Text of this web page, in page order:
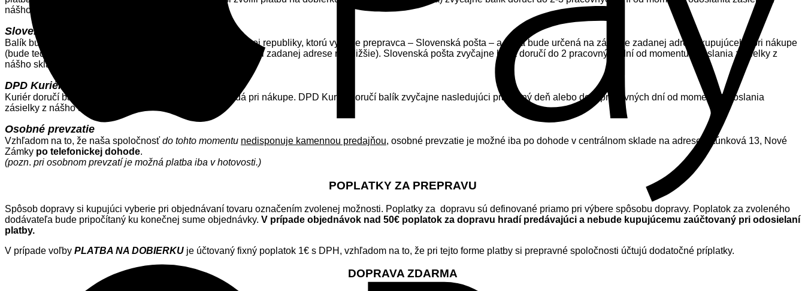
nášho skladu.
Slovenská pošta
Balík bude doručený na príslušnú pobočku pošty Slovenskej republiky, ktorú vyberie prepravca – Slovenská pošta – a ktorá bude určená na základe zadanej adresy kupujúceho pri nákupe
(bude teda pravdepodobne doručený na poštu ktorá je k vami zadanej adrese najbližšie). Slovenská pošta zvyčajne balík doručí do 2 pracovných dní od momentu odoslania zásielky z
nášho skladu.
DPD Kuriér
Kuriér doručí balík priamo na adresu, ktorú kupujúci zadá pri nákupe. DPD Kuriér doručí balík zvyčajne nasledujúci pracovný deň alebo do 2 pracovných dní od momentu odoslania
zásielky z nášho skladu.
Osobné prevzatie
Vzhľadom na to, že naša spoločnosť do tohto momentu nedisponuje kamennou predajňou, osobné prevzatie je možné iba po dohode v centrálnom sklade na adrese Bitúnková 13, Nové
Zámky po telefonickej dohode.
(pozn. pri osobnom prevzatí je možná platba iba v hotovosti.)
POPLATKY ZA PREPRAVU
Spôsob dopravy si kupujúci vyberie pri objednávaní tovaru označením zvolenej možnosti. Poplatky za dopravu sú definované priamo pri výbere spôsobu dopravy. Poplatok za zvoleného
dodávateľa bude pripočítaný ku konečnej sume objednávky. V prípade objednávok nad 50€ poplatok za dopravu hradí predávajúci a nebude kupujúcemu zaúčtovaný pri odosielaní
platby.
V prípade voľby PLATBA NA DOBIERKU je účtovaný fixný poplatok 1€ s DPH, vzhľadom na to, že pri tejto forme platby si prepravné spoločnosti účtujú dodatočné príplatky.
DOPRAVA ZDARMA